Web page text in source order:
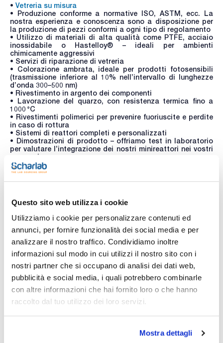
Questo sito web utilizza i cookie
Utilizziamo i cookie per personalizzare contenuti ed
annunci, per fornire funzionalità dei social media e per
analizzare il nostro traffico. Condividiamo inoltre
informazioni sul modo in cui utilizzi il nostro sito con i
nostri partner che si occupano di analisi dei dati web,
pubblicità e social media, i quali potrebbero combinarle
con altre informazioni che hai fornito loro o che hanno
raccolto dal tuo utilizzo dei loro servizi.
Mostra dettagli
• Vetreria su misura
• Produzione conforme a normative ISO, ASTM, ecc. La
nostra esperienza e conoscenza sono a disposizione per
la produzione di pezzi conformi a ogni tipo di regolamento
• Utilizzo di materiali di alta qualità come PTFE, acciaio
inossidabile o Hastelloy® – ideali per ambienti
chimicamente aggressivi
• Servizi di riparazione di vetreria
• Colorazione ambrata, ideale per prodotti fotosensibili
(trasmissione inferiore al 10% nell’intervallo di lunghezze
d’onda 300–500 nm)
• Rivestimento in argento dei componenti
• Lavorazione del quarzo, con resistenza termica fino a
1000 °C
• Rivestimenti polimerici per prevenire fuoriuscite e perdite
in caso di rottura
• Sistemi di reattori completi e personalizzati
• Dimostrazioni di prodotto – offriamo test in laboratorio
per valutare l’integrazione dei nostri minireattori nei vostri
processi
Servizi per Vetreria Volumetrica
• Incisione acida permanente, ideale per ambienti